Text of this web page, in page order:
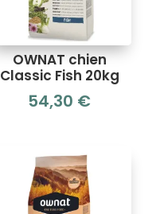
OWNAT chien
Classic Fish 20kg
54,30 €